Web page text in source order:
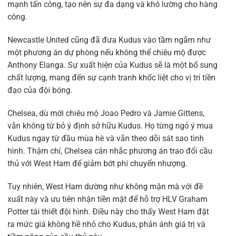
mạnh tấn công, tạo nên sự đa dạng và khó lường cho hàng
công.
Newcastle United cũng đã đưa Kudus vào tầm ngắm như
một phương án dự phòng nếu không thể chiêu mộ được
Anthony Elanga. Sự xuất hiện của Kudus sẽ là một bổ sung
chất lượng, mang đến sự cạnh tranh khốc liệt cho vị trí tiền
đạo của đội bóng.
Chelsea, dù mới chiêu mộ Joao Pedro và Jamie Gittens,
vẫn không từ bỏ ý định sở hữu Kudus. Họ từng ngỏ ý mua
Kudus ngay từ đầu mùa hè và vẫn theo dõi sát sao tình
hình. Thậm chí, Chelsea cân nhắc phương án trao đổi cầu
thủ với West Ham để giảm bớt phí chuyển nhượng.
Tuy nhiên, West Ham dường như không mặn mà với đề
xuất này và ưu tiên nhận tiền mặt để hỗ trợ HLV Graham
Potter tái thiết đội hình. Điều này cho thấy West Ham đặt
ra mức giá không hề nhỏ cho Kudus, phản ánh giá trị và